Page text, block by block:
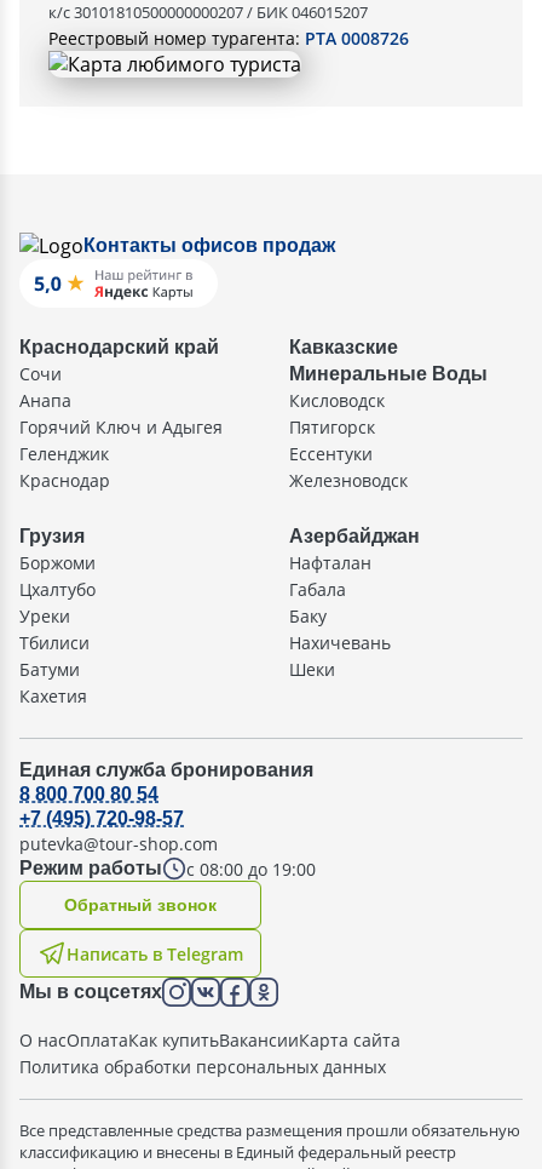
к/с 30101810500000000207 / БИК 046015207
Реестровый номер турагента: РТА 0008726
Контакты офисов продаж
Краснодарский край
Сочи
Анапа
Горячий Ключ и Адыгея
Геленджик
Краснодар
Кавказские
Минеральные Воды
Кисловодск
Пятигорск
Ессентуки
Железноводск
Грузия
Боржоми
Цхалтубо
Уреки
Тбилиси
Батуми
Кахетия
Азербайджан
Нафталан
Габала
Баку
Нахичевань
Шеки
Единая служба бронирования
Режим работы с 08:00 до 19:00
8 800 700 80 54
+7 (495) 720-98-57
putevka@tour-shop.com
Написать в Telegram
Oбратный звонок
Мы в соцсетях
О насОплатаКак купитьВакансииКарта сайта
Политика обработки персональных данных
Все представленные средства размещения прошли обязательную
классификацию и внесены в Единый федеральный реестр